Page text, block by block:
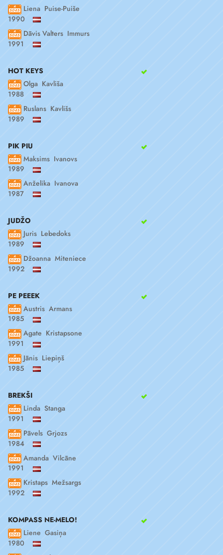
Liena Puise-Puiše
1990
Dāvis Valters Immurs
1991
HOT KEYS
Olga Kavliša
1988
Ruslans Kavlišs
1989
PIK PIU
Maksims Ivanovs
1989
Anželika Ivanova
1987
JUDŽO
Juris Lebedoks
1989
Džoanna Miteniece
1992
PE PEEEK
Austris Armans
1985
Agate Kristapsone
1991
Jānis Liepiņš
1985
BREKŠI
Linda Stanga
1991
Pāvels Grjozs
1984
Amanda Vilcāne
1991
Kristaps Mežsargs
1992
KOMPASS NE-MELO!
Liene Gasiņa
1980